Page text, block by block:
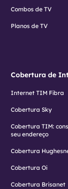
Combos de TV
Planos de TV
Cobertura de
Internet TIM Fibra
Cobertura Sky
Cobertura TIM:
seu endereço
Cobertura
Cobertura Oi
Cobertura Brisanet